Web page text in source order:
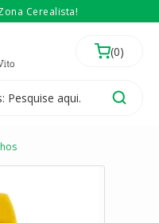
Cerealista!
de São Paulo!
no atacado